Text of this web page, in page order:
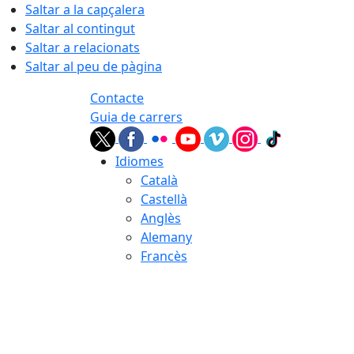
Saltar a la capçalera
Saltar al contingut
Saltar a relacionats
Saltar al peu de pàgina
Contacte
Guia de carrers
Idiomes
Català
Castellà
Anglès
Alemany
Francès